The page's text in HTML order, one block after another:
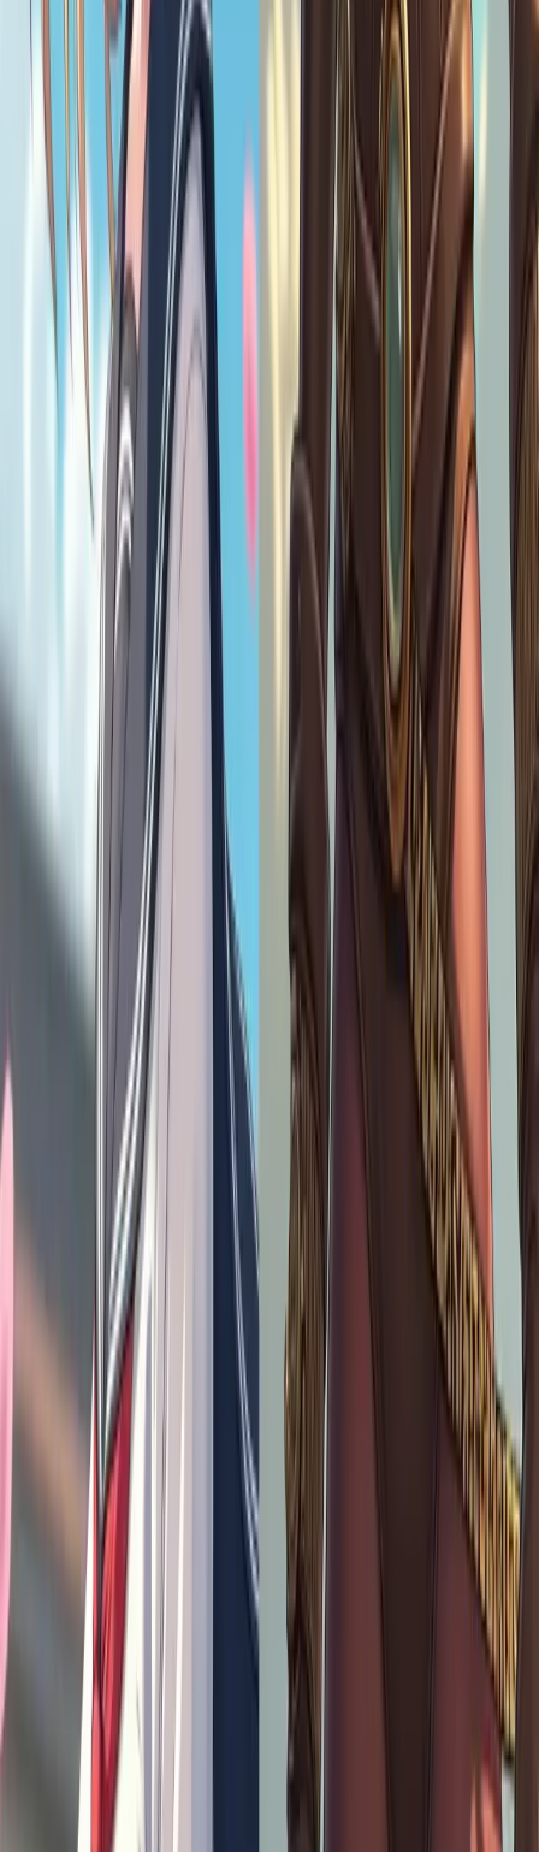
매우 빠릅니다! 메시지를 입력하고 설정을 선택하면 몇 초 안
에 완성된 고품질의 로리 아트워크를 얻을 수 있습니다.
Vheer Loli AI 도구는 무료인가요?
예! 저희 도구는 완전히 무료로 사용할 수 있습니다. 숨겨진 비
용이나 구독료가 없습니다! 아이디어를 입력하기만 하면 언제
든지 아름다운 로리 아트를 만들 수 있습니다.
내 로리 아트 작품을 커스터마이징할 수 있나요?
물론이죠! 프롬프트를 조정하고, 다양한 아트 스타일을 선택
하고, 원하는 종횡비를 선택하여 내 시선에 맞는 완벽한 아트
웍을 만들어 결과를 미세 조정할 수 있습니다.